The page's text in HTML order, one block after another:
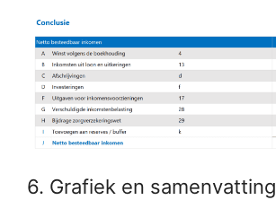
6. Grafiek en samenvatting